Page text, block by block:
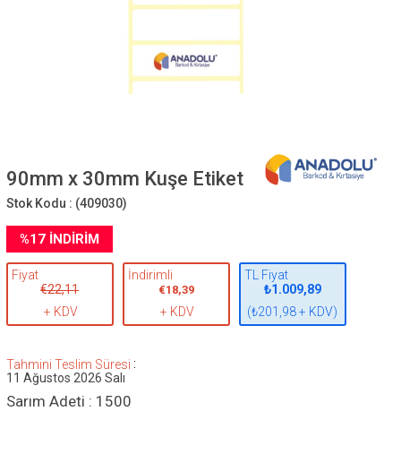
90mm x 30mm Kuşe Etiket
Stok Kodu : (409030)
%17İNDIRIM
Fiyat
€22,11
+ KDV
İndirimli
€18,39
+ KDV
TL Fiyat
₺1.009,89
(₺201,98 + KDV)
Tahmini Teslim Süresi :
11 Ağustos 2026 Salı
Sarım Adeti : 1500